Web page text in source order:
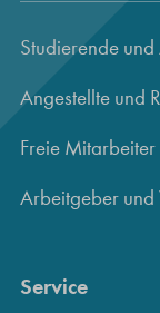
Studierende
Angestellte und
Freie
Arbeitgeber und
Service